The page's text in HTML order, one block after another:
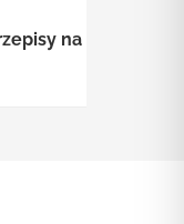
na cały